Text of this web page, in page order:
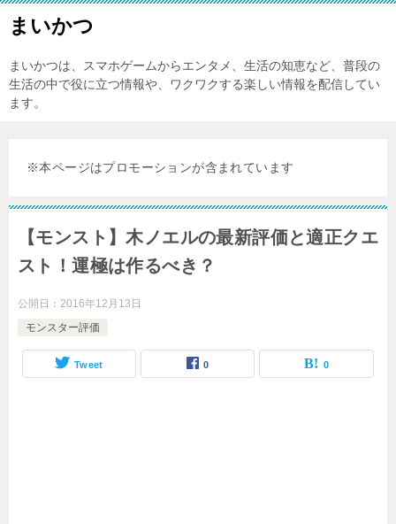
まいかつ
まいかつは、スマホゲームからエンタメ、生活の知恵など、普段の
生活の中で役に立つ情報や、ワクワクする楽しい情報を配信してい
ます。
※本ページはプロモーションが含まれています
【モンスト】木ノエルの最新評価と適正クエ
スト！運極は作るべき？
公開日： 2016年12月13日
モンスター評価
Tweet 0 0